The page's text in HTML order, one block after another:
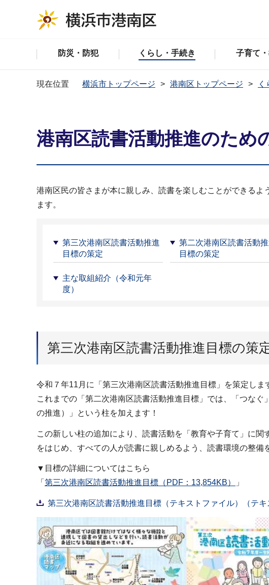
防災・防犯 くらし・手続き 子育て
現在位置 横浜市トップページ 港南区トップページ く
港南区読書活動推進のため
港南区民の皆さまが本に親しみ、読書を楽しむことができる
ます。
第三次港南区読書活動推進
目標の策定
第二次港南区読書活動
目標の策定
主な取組紹介（令和元年
度）
第三次港南区読書活動推進目標の策
令和７年11月に「第三次港南区読書活動推進目標」を策定しま
これまでの「第二次港南区読書活動推進目標」では、「つな
の推進）」という柱を加えます！
この新しい柱の追加により、読書活動を「教育や子育て」に
をはじめ、すべての人が読書に親しめるよう、読書環境の整備
▼目標の詳細についてはこちら
「 第三次港南区読書活動推進目標（PDF：13,854KB） 」
第三次港南区読書活動推進目標（テキストファイル）（テキ